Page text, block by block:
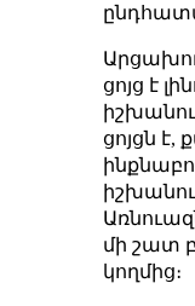
ցոյց է
ցոյցն է,
մի շատ
կողմից։